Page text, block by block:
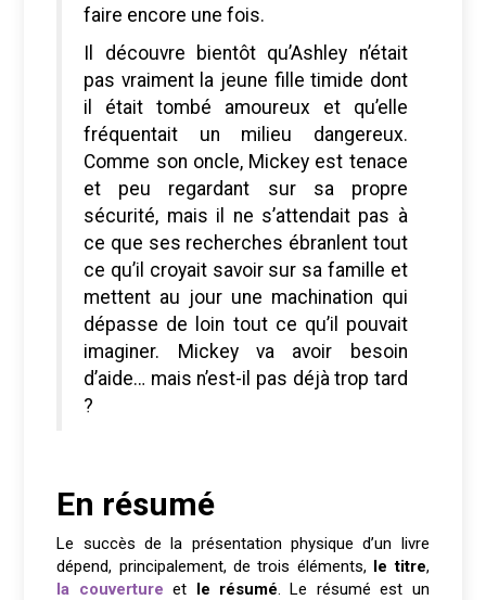
faire encore une fois.
Il découvre bientôt qu’Ashley n’était
pas vraiment la jeune fille timide dont
il était tombé amoureux et qu’elle
fréquentait un milieu dangereux.
Comme son oncle, Mickey est tenace
et peu regardant sur sa propre
sécurité, mais il ne s’attendait pas à
ce que ses recherches ébranlent tout
ce qu’il croyait savoir sur sa famille et
mettent au jour une machination qui
dépasse de loin tout ce qu’il pouvait
imaginer. Mickey va avoir besoin
d’aide… mais n’est-il pas déjà trop tard
?
En résumé
Le succès de la présentation physique d’un livre
dépend, principalement, de trois éléments, le titre,
la couverture et le résumé. Le résumé est un